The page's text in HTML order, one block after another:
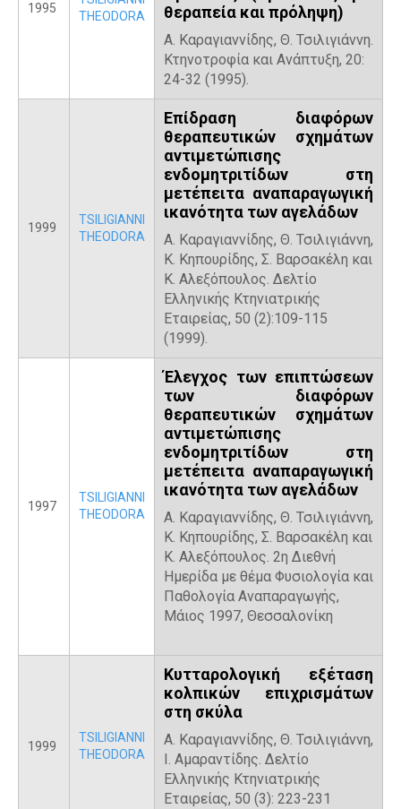
1995
THEODORA
θεραπεία και πρόληψη)
Α. Καραγιαννίδης, Θ. Τσιλιγιάννη.
Κτηνοτροφία και Ανάπτυξη, 20:
24-32 (1995).
1999
TSILIGIANNI
THEODORA
Επίδραση διαφόρων
θεραπευτικών σχημάτων
αντιμετώπισης
ενδομητριτίδων στη
μετέπειτα αναπαραγωγική
ικανότητα των αγελάδων
Α. Καραγιαννίδης, Θ. Τσιλιγιάννη,
Κ. Κηπουρίδης, Σ. Βαρσακέλη και
Κ. Αλεξόπουλος. Δελτίο
Ελληνικής Κτηνιατρικής
Εταιρείας, 50 (2):109-115
(1999).
1997
TSILIGIANNI
THEODORA
Έλεγχος των επιπτώσεων
των διαφόρων
θεραπευτικών σχημάτων
αντιμετώπισης
ενδομητριτίδων στη
μετέπειτα αναπαραγωγική
ικανότητα των αγελάδων
Α. Καραγιαννίδης, Θ. Τσιλιγιάννη,
Κ. Κηπουρίδης, Σ. Βαρσακέλη και
Κ. Αλεξόπουλος. 2η Διεθνή
Ημερίδα με θέμα Φυσιολογία και
Παθολογία Αναπαραγωγής,
Μάιος 1997, Θεσσαλονίκη
1999
TSILIGIANNI
THEODORA
Κυτταρολογική εξέταση
κολπικών επιχρισμάτων
στη σκύλα
Α. Καραγιαννίδης, Θ. Τσιλιγιάννη,
Ι. Αμαραντίδης. Δελτίο
Ελληνικής Κτηνιατρικής
Εταιρείας, 50 (3): 223-231